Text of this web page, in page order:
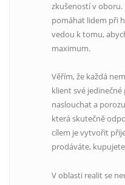
zkušeností v
pomáhat lidem při
vedou k tomu,
maximum.
Věřím, že každá
klient své
naslouchat a
která skutečně
cílem je vytvořit
prodáváte,
V oblasti realit se